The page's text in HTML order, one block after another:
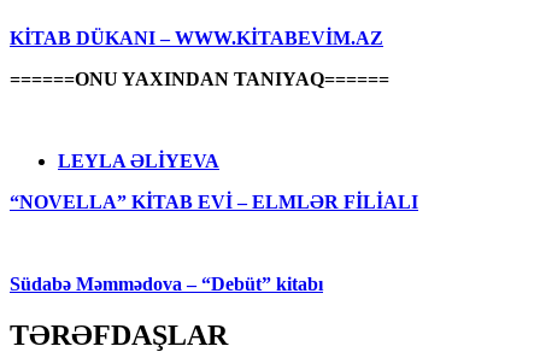
KİTAB DÜKANI – WWW.KİTABEVİM.AZ
======ONU YAXINDAN TANIYAQ======
LEYLA ƏLİYEVA
“NOVELLA” KİTAB EVİ – ELMLƏR FİLİALI
Südabə Məmmədova – “Debüt” kitabı
TƏRƏFDAŞLAR